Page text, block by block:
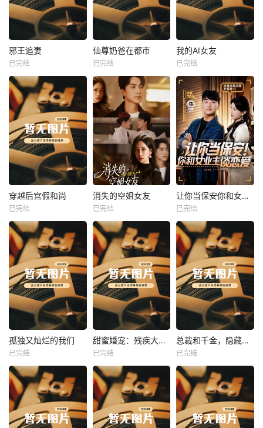
热播
邪王追妻
未知
邪王追妻
已完结
热播
未知
仙尊奶爸在都市
已完结
热播
我的AI女友
未知
我的AI女友
已完结
热播
未知
穿越后宫假和尚
已完结
热播
未知
消失的空姐女友
已完结
热播
未知
让你当保安你和女业主谈恋爱
已完结
热播
未知
孤独又灿烂的我们
已完结
热播
未知
甜蜜婚宠：残疾大佬夜夜撩
已完结
热播
未知
总裁和千金，隐藏身份闪婚了
已完结